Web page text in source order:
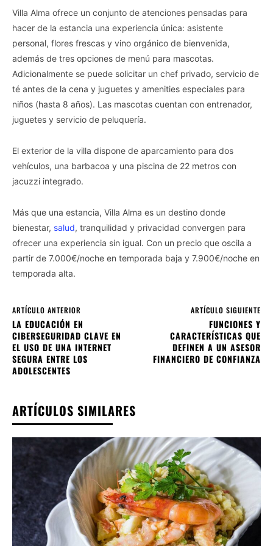
Villa Alma ofrece un conjunto de atenciones pensadas para
hacer de la estancia una experiencia única: asistente
personal, flores frescas y vino orgánico de bienvenida,
además de tres opciones de menú para mascotas.
Adicionalmente se puede solicitar un chef privado, servicio de
té antes de la cena y juguetes y amenities especiales para
niños (hasta 8 años). Las mascotas cuentan con entrenador,
juguetes y servicio de peluquería.
El exterior de la villa dispone de aparcamiento para dos
vehículos, una barbacoa y una piscina de 22 metros con
jacuzzi integrado.
Más que una estancia, Villa Alma es un destino donde
bienestar, salud, tranquilidad y privacidad convergen para
ofrecer una experiencia sin igual. Con un precio que oscila a
partir de 7.000€/noche en temporada baja y 7.900€/noche en
temporada alta.
ARTÍCULO ANTERIOR
LA EDUCACIÓN EN
CIBERSEGURIDAD CLAVE EN
EL USO DE UNA INTERNET
SEGURA ENTRE LOS
ADOLESCENTES
ARTÍCULO SIGUIENTE
FUNCIONES Y
CARACTERÍSTICAS QUE
DEFINEN A UN ASESOR
FINANCIERO DE CONFIANZA
ARTÍCULOS SIMILARES